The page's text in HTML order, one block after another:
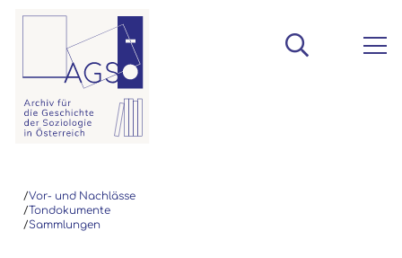
/Vor- und Nachlässe
/Tondokumente
/Sammlungen